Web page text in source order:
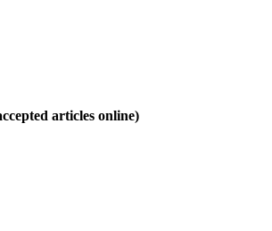
articles online)